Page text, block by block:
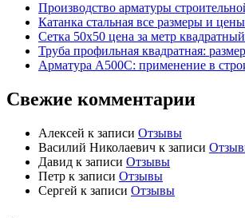
Производство арматуры
Катанка стальная все размеры и цены
Сетка 50х50 цена за метр
Труба профильная квадратная:
Арматура А500С: применение в
Свежие комментарии
Алексей к записи Отзывы
Василий Николаевич к записи
Давид к записи Отзывы
Петр к записи Отзывы
Сергей к записи Отзывы